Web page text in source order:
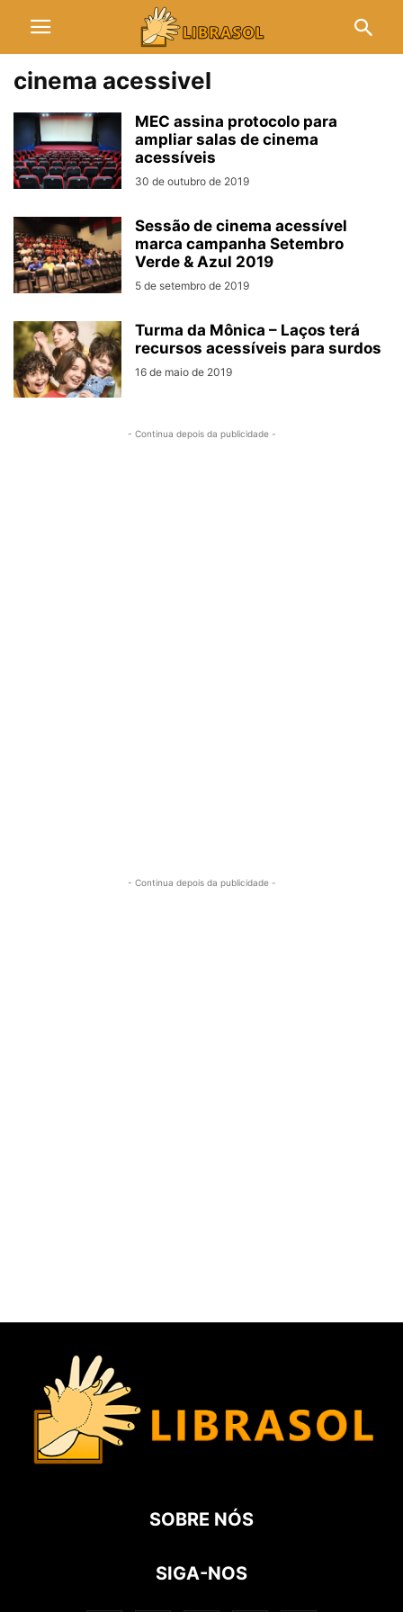
cinema acessivel
MEC assina protocolo para
ampliar salas de cinema
acessíveis
30 de outubro de 2019
Sessão de cinema acessível
marca campanha Setembro
Verde & Azul 2019
5 de setembro de 2019
Turma da Mônica – Laços terá
recursos acessíveis para surdos
16 de maio de 2019
- Continua depois da publicidade -
- Continua depois da publicidade -
SOBRE NÓS
SIGA-NOS